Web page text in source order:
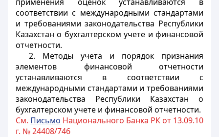
соответствии с международными стандартами
и требованиями законодательства Республики
Казахстан о бухгалтерском учете и финансовой
отчетности.
2. Методы учета и порядок признания
элементов финансовой отчетности
устанавливаются в соответствии с
международными стандартами и требованиями
законодательства Республики Казахстан о
бухгалтерском учете и финансовой отчетности.
См. Письмо Национального Банка РК от 13.09.10
г. № 24408/746